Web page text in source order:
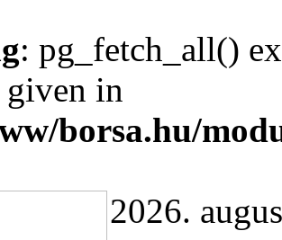
: pg_fetch_all()
given in
borsa.hu/
2026.